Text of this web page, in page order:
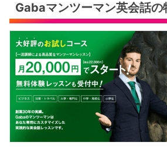
Gabaマンツーマン英会話の